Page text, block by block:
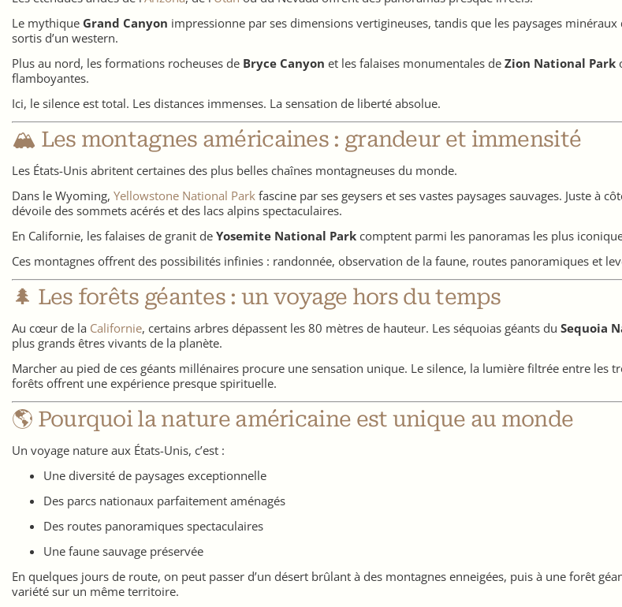
Le mythique Grand Canyon impressionne par ses dimensions vertigineuses, tandis que les paysages minéraux
sortis d’un western.
Plus au nord, les formations rocheuses de Bryce Canyon et les falaises monumentales de Zion National Park
flamboyantes.
Ici, le silence est total. Les distances immenses. La sensation de liberté absolue.
🏔️ Les montagnes américaines : grandeur et immensité
Les États-Unis abritent certaines des plus belles chaînes montagneuses du monde.
Dans le Wyoming, Yellowstone National Park fascine par ses geysers et ses vastes paysages sauvages. Juste à
dévoile des sommets acérés et des lacs alpins spectaculaires.
En Californie, les falaises de granit de Yosemite National Park comptent parmi les panoramas les plus
Ces montagnes offrent des possibilités infinies : randonnée, observation de la faune, routes panoramiques et
🌲 Les forêts géantes : un voyage hors du temps
Au cœur de la Californie, certains arbres dépassent les 80 mètres de hauteur. Les séquoias géants du Sequoia
plus grands êtres vivants de la planète.
Marcher au pied de ces géants millénaires procure une sensation unique. Le silence, la lumière filtrée entre les
forêts offrent une expérience presque spirituelle.
🌎 Pourquoi la nature américaine est unique au monde
Un voyage nature aux États-Unis, c’est :
Une diversité de paysages exceptionnelle
Des parcs nationaux parfaitement aménagés
Des routes panoramiques spectaculaires
Une faune sauvage préservée
En quelques jours de route, on peut passer d’un désert brûlant à des montagnes enneigées, puis à une forêt
variété sur un même territoire.